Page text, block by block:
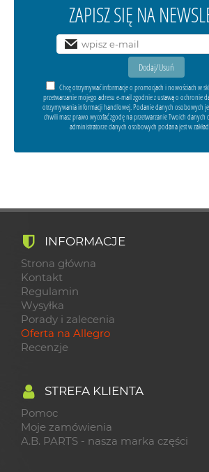
ZAPISZ SIĘ NA
Chcę otrzymywać informacje o promocjach i nowościach w
przetwarzanie mojego adresu e-mail zgodnie z ustawą o ochronie
otrzymywania informacji handlowej. Podanie danych osobowych
chwili masz prawo wycofać zgodę na przetwarzanie Twoich
administratorze danych osobowych podana jest w
INFORMACJE
Strona główna
Kontakt
Regulamin
Wysyłka
Porady i zalecenia
Oferta na Allegro
Recenzje
STREFA KLIENTA
Pomoc
Moje zamówienia
A.B. PARTS - nasza marka części